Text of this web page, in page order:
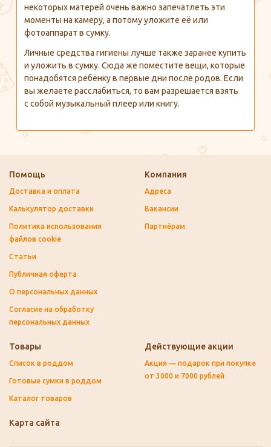
некоторых матерей очень важно запечатлеть эти
моменты на камеру, а потому уложите её или
фотоаппарат в сумку.
Личные средства гигиены лучше также заранее купить
и уложить в сумку. Сюда же поместите вещи, которые
понадобятся ребёнку в первые дни после родов. Если
вы желаете расслабиться, то вам разрешается взять
с собой музыкальный плеер или книгу.
Помощь
Доставка и оплата
Калькулятор доставки
Политика использования
файлов cookie
Статьи
Публичная оферта
О персональных данных
Согласие на обработку
персональных данных
Компания
Адреса
Вакансии
Партнёрам
Товары
Список в роддом
Готовые сумки в роддом
Каталог товаров
Действующие акции
Акция — подарок при покупке
от 3000 и 7000 рублей
Карта сайта